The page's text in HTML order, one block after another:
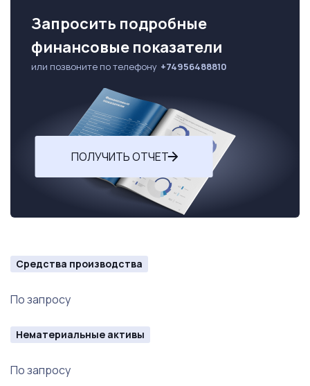
Запросить подробные
финансовые показатели
или позвоните по телефону +74956488810
ПОЛУЧИТЬ ОТЧЕТ
Средства производства
По запросу
Нематериальные активы
По запросу